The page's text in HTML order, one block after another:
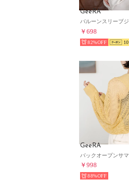
GeeRA
￥698
82% 10
GeeRA
￥998
88%